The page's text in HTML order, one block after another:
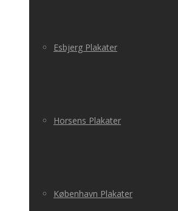
Esbjerg Plakater
Horsens Plakater
København Plakater